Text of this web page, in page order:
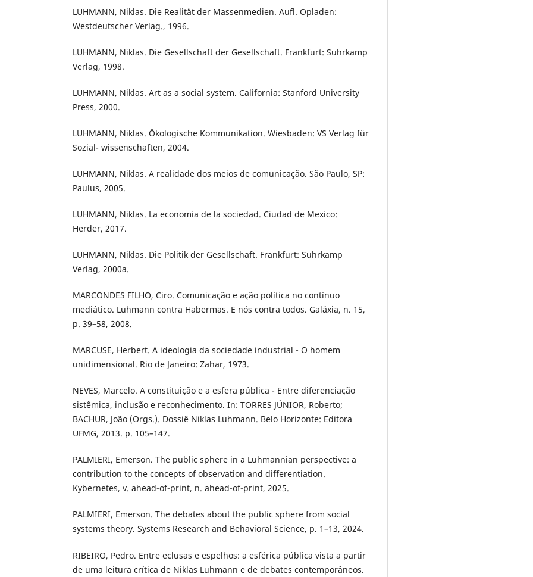
LUHMANN, Niklas. Die Realität der Massenmedien. Aufl. Opladen:
Westdeutscher Verlag., 1996.
LUHMANN, Niklas. Die Gesellschaft der Gesellschaft. Frankfurt: Suhrkamp
Verlag, 1998.
LUHMANN, Niklas. Art as a social system. California: Stanford University
Press, 2000.
LUHMANN, Niklas. Ökologische Kommunikation. Wiesbaden: VS Verlag für
Sozial- wissenschaften, 2004.
LUHMANN, Niklas. A realidade dos meios de comunicação. São Paulo, SP:
Paulus, 2005.
LUHMANN, Niklas. La economia de la sociedad. Ciudad de Mexico:
Herder, 2017.
LUHMANN, Niklas. Die Politik der Gesellschaft. Frankfurt: Suhrkamp
Verlag, 2000a.
MARCONDES FILHO, Ciro. Comunicação e ação política no contínuo
mediático. Luhmann contra Habermas. E nós contra todos. Galáxia, n. 15,
p. 39–58, 2008.
MARCUSE, Herbert. A ideologia da sociedade industrial - O homem
unidimensional. Rio de Janeiro: Zahar, 1973.
NEVES, Marcelo. A constituição e a esfera pública - Entre diferenciação
sistêmica, inclusão e reconhecimento. In: TORRES JÚNIOR, Roberto;
BACHUR, João (Orgs.). Dossiê Niklas Luhmann. Belo Horizonte: Editora
UFMG, 2013. p. 105–147.
PALMIERI, Emerson. The public sphere in a Luhmannian perspective: a
contribution to the concepts of observation and differentiation.
Kybernetes, v. ahead-of-print, n. ahead-of-print, 2025.
PALMIERI, Emerson. The debates about the public sphere from social
systems theory. Systems Research and Behavioral Science, p. 1–13, 2024.
RIBEIRO, Pedro. Entre eclusas e espelhos: a esférica pública vista a partir
de uma leitura crítica de Niklas Luhmann e de debates contemporâneos.